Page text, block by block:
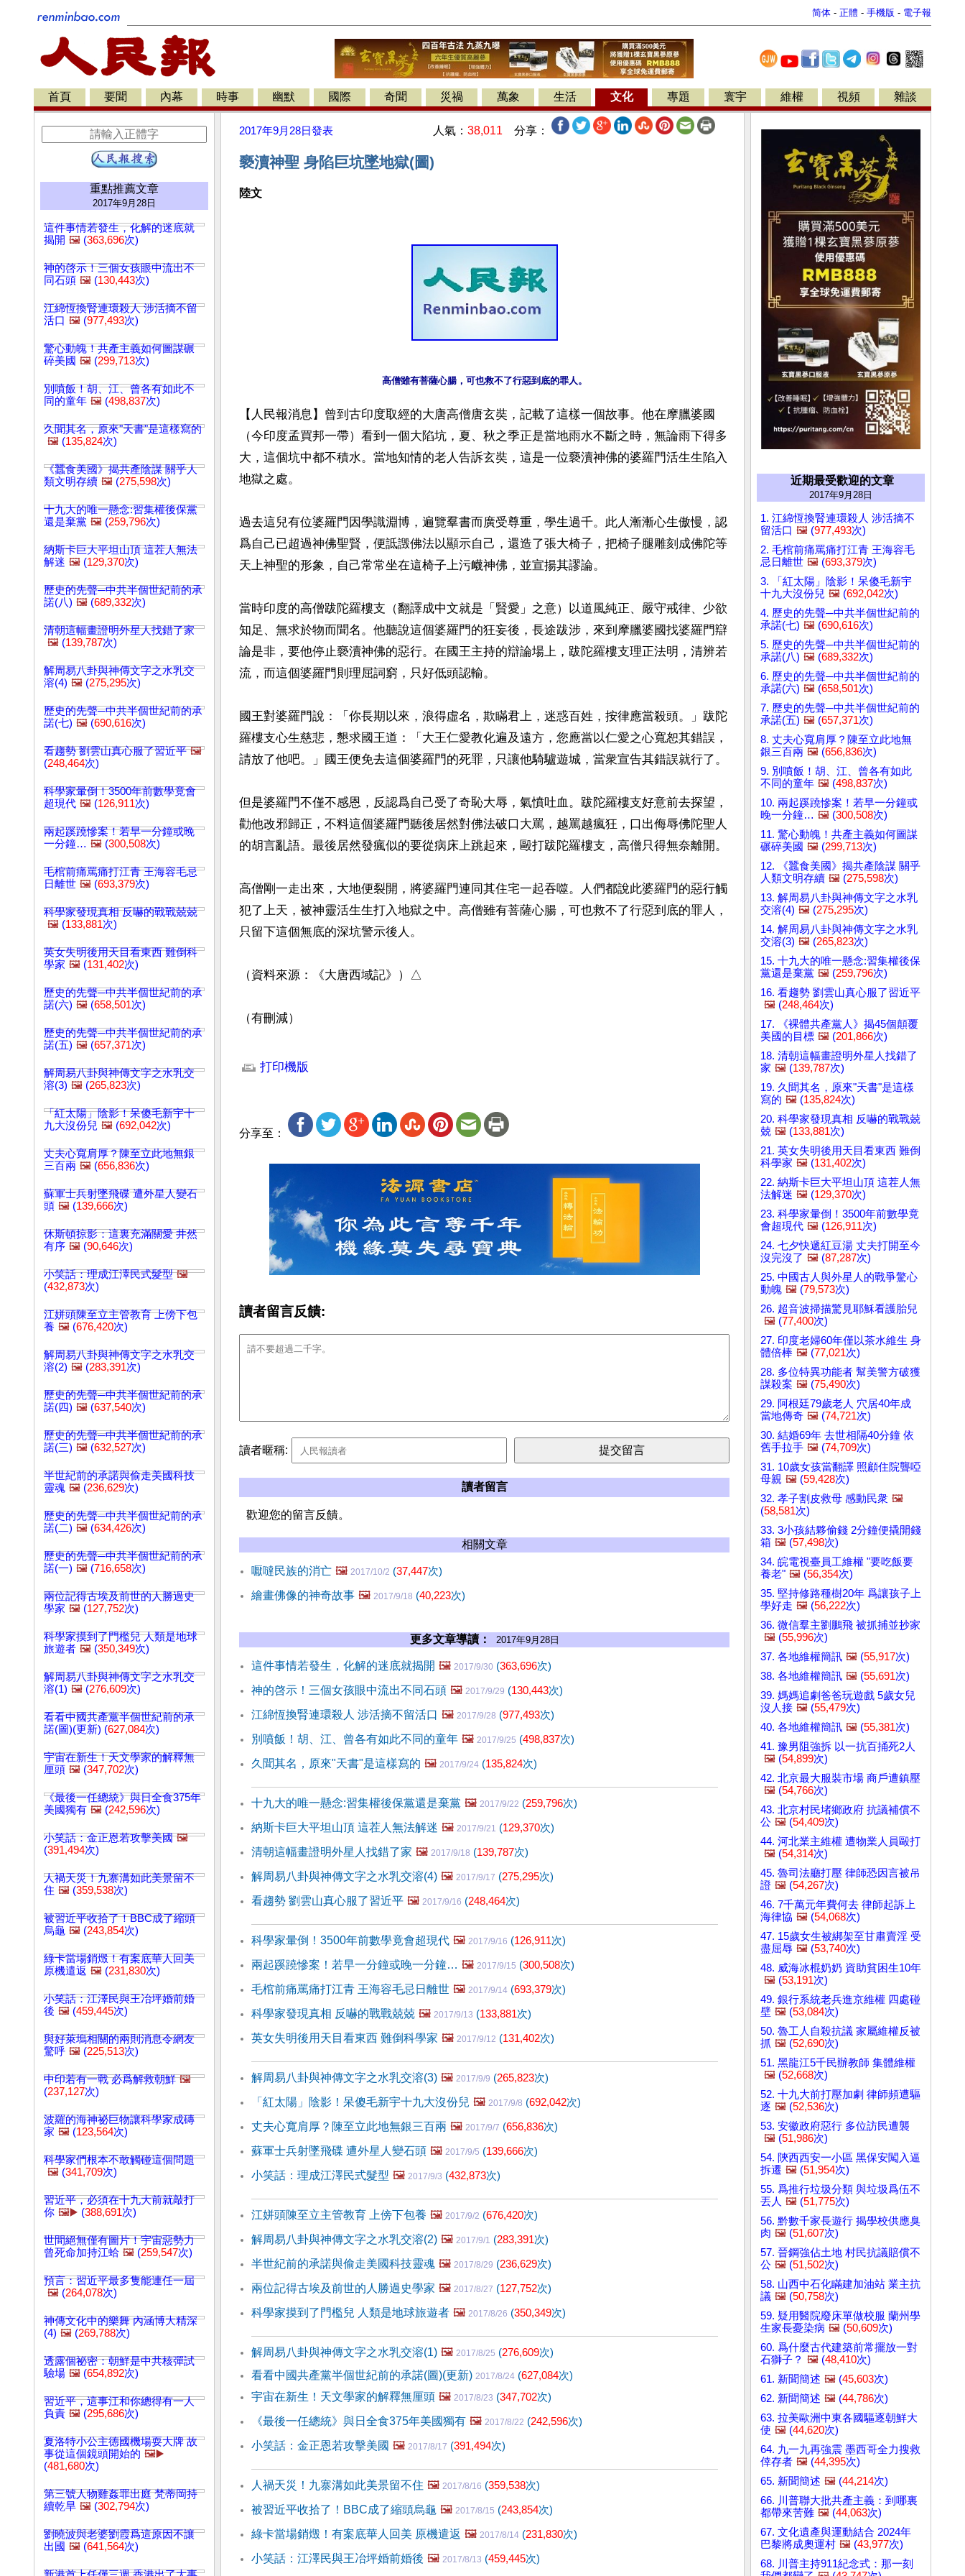
简体 - 正體 - 手機版 - 電子報
首頁 要聞 內幕 時事 幽默 國際 奇聞 災禍 萬象 生活 文化 專題 寰宇 維權 視頻 雜談
重點推薦文章
2017年9月28日
這件事情若發生，化解的迷底就
揭開 🖼️ (363,696次)
神的啓示！三個女孩眼中流出不
同石頭 🖼️ (130,443次)
江綿恆換腎連環殺人 涉活摘不留
活口 🖼️ (977,493次)
驚心動魄！共產主義如何圖謀碾
碎美國 🖼️ (299,713次)
別噴飯！胡、江、曾各有如此不
同的童年 🖼️ (498,837次)
久聞其名，原來"天書"是這樣寫的
🖼️ (135,824次)
《蠶食美國》揭共產陰謀 關乎人
類文明存續 🖼️ (275,598次)
十九大的唯一懸念:習集權後保黨
還是棄黨 🖼️ (259,796次)
納斯卡巨大平坦山頂 這茬人無法
解迷 🖼️ (129,370次)
歷史的先聲─中共半個世紀前的承
諾(八) 🖼️ (689,332次)
清朝這幅畫證明外星人找錯了家
🖼️ (139,787次)
解周易八卦與神傳文字之水乳交
溶(4) 🖼️ (275,295次)
歷史的先聲─中共半個世紀前的承
諾(七) 🖼️ (690,616次)
看趨勢 劉雲山真心服了習近平 🖼️
(248,464次)
科學家暈倒！3500年前數學竟會
超現代 🖼️ (126,911次)
兩起蹊蹺慘案！若早一分鐘或晚
一分鐘… 🖼️ (300,508次)
毛棺前痛罵痛打江青 王海容毛忌
日離世 🖼️ (693,379次)
科學家發現真相 反嚇的戰戰兢兢
🖼️ (133,881次)
英女失明後用天目看東西 難倒科
學家 🖼️ (131,402次)
歷史的先聲─中共半個世紀前的承
諾(六) 🖼️ (658,501次)
歷史的先聲─中共半個世紀前的承
諾(五) 🖼️ (657,371次)
解周易八卦與神傳文字之水乳交
溶(3) 🖼️ (265,823次)
「紅太陽」陰影！呆傻毛新宇十
九大沒份兒 🖼️ (692,042次)
丈夫心寬肩厚？陳至立此地無銀
三百兩 🖼️ (656,836次)
蘇軍士兵射墜飛碟 遭外星人變石
頭 🖼️ (139,666次)
休斯頓掠影：這裏充滿關愛 井然
有序 🖼️ (90,646次)
小笑話：理成江澤民式髮型 🖼️
(432,873次)
江姘頭陳至立主管教育 上傍下包
養 🖼️ (676,420次)
解周易八卦與神傳文字之水乳交
溶(2) 🖼️ (283,391次)
歷史的先聲─中共半個世紀前的承
諾(四) 🖼️ (637,540次)
歷史的先聲─中共半個世紀前的承
諾(三) 🖼️ (632,527次)
半世紀前的承諾與偷走美國科技
靈魂 🖼️ (236,629次)
歷史的先聲─中共半個世紀前的承
諾(二) 🖼️ (634,426次)
歷史的先聲─中共半個世紀前的承
諾(一) 🖼️ (716,658次)
兩位記得古埃及前世的人勝過史
學家 🖼️ (127,752次)
科學家摸到了門檻兒 人類是地球
旅遊者 🖼️ (350,349次)
解周易八卦與神傳文字之水乳交
溶(1) 🖼️ (276,609次)
看看中國共產黨半個世紀前的承
諾(圖)(更新) (627,084次)
宇宙在新生！天文學家的解釋無
厘頭 🖼️ (347,702次)
《最後一任總統》與日全食375年
美國獨有 🖼️ (242,596次)
小笑話：金正恩若攻擊美國 🖼️
(391,494次)
人禍天災！九寨溝如此美景留不
住 🖼️ (359,538次)
被習近平收拾了！BBC成了縮頭
烏龜 🖼️ (243,854次)
綠卡當場銷燬！有案底華人回美
原機遣返 🖼️ (231,830次)
小笑話：江澤民與王冶坪婚前婚
後 🖼️ (459,445次)
與好萊塢相關的兩則消息令網友
驚呼 🖼️ (225,513次)
中印若有一戰 必爲解救朝鮮 🖼️
(237,127次)
波羅的海神祕巨物讓科學家成磚
家 🖼️ (123,564次)
科學家們根本不敢觸碰這個問題
🖼️ (341,709次)
習近平，必須在十九大前就敲打
你 🖼️▶️ (388,691次)
世間絕無僅有圖片！宇宙惡勢力
曾死命加持江蛤 🖼️ (259,547次)
預言：習近平最多隻能連任一屆
🖼️ (264,078次)
神傳文化中的樂舞 內涵博大精深
(4) 🖼️ (269,788次)
透露個祕密：朝鮮是中共核彈試
驗場 🖼️ (654,892次)
習近平，這事江和你總得有一人
負責 🖼️ (295,686次)
夏洛特小公主德國機場耍大牌 故
事從這個鏡頭開始的 🖼️▶️
(481,680次)
第三號人物雞姦罪出庭 梵蒂岡持
續乾旱 🖼️ (302,794次)
劉曉波與老婆劉霞爲這原因不讓
出國 🖼️ (641,564次)
2017年9月28日發表 人氣： 38,011 分享：
褻瀆神聖 身陷巨坑墜地獄(圖)
陸文
【人民報消息】曾到古印度取經的大唐高僧唐玄奘，記載了這樣一個故事。他在摩臘婆國
（今印度孟買邦一帶）看到一個大陷坑，夏、秋之季正是當地雨水不斷之時，無論雨下得多
大，這個坑中都不積水。當地知情的老人告訴玄奘，這是一位褻瀆神佛的婆羅門活生生陷入
地獄之處。
過去這兒有位婆羅門因學識淵博，遍覽羣書而廣受尊重，學生過千。此人漸漸心生傲慢，認
爲自己已超過神佛聖賢，便詆譭佛法以顯示自己，還造了張大椅子，把椅子腿雕刻成佛陀等
天上神聖的形象，自己常常坐在這椅子上污衊神佛，並宣揚其謬論。
當時印度的高僧跋陀羅樓支（翻譯成中文就是「賢愛」之意）以道風純正、嚴守戒律、少欲
知足、無求於物而聞名。他聽說這個婆羅門的狂妄後，長途跋涉，來到摩臘婆國找婆羅門辯
論是非，要他停止褻瀆神佛的惡行。在國王主持的辯論場上，跋陀羅樓支理正法明，清辨若
流，而這個婆羅門則理屈詞窮，只好低頭認輸。
國王對婆羅門說：「你長期以來，浪得虛名，欺瞞君上，迷惑百姓，按律應當殺頭。」跋陀
羅樓支心生慈悲，懇求國王道：「大王仁愛教化遍及遠方，您應當以仁愛之心寬恕其錯誤，
請放了他吧。」國王便免去這個婆羅門的死罪，只讓他騎驢遊城，當衆宣告其錯誤就行了。
但是婆羅門不僅不感恩，反認爲自己受了奇恥大辱，氣憤吐血。跋陀羅樓支好意前去探望，
勸他改邪歸正，不料這個婆羅門聽後居然對佛法破口大罵，越罵越瘋狂，口出侮辱佛陀聖人
的胡言亂語。最後居然發瘋似的要從病床上跳起來，毆打跋陀羅樓支，高僧只得無奈離開。
高僧剛一走出來，大地便裂開，將婆羅門連同其住宅一起吞噬。人們都說此婆羅門的惡行觸
犯了上天，被神靈活生生打入地獄之中。高僧雖有菩薩心腸，可也救不了行惡到底的罪人，
只留下這個無底的深坑警示後人。
（資料來源：《大唐西域記》）△
（有刪減）
打印機版
分享至：
讀者留言反饋:
讀者暱稱:
讀者留言
歡迎您的留言反饋。
相關文章
嚈噠民族的消亡 🖼️ 2017/10/2 (37,447次)
繪畫佛像的神奇故事 🖼️ 2017/9/18 (40,223次)
更多文章導讀： 2017年9月28日
這件事情若發生，化解的迷底就揭開 🖼️ 2017/9/30 (363,696次)
神的啓示！三個女孩眼中流出不同石頭 🖼️ 2017/9/29 (130,443次)
江綿恆換腎連環殺人 涉活摘不留活口 🖼️ 2017/9/28 (977,493次)
別噴飯！胡、江、曾各有如此不同的童年 🖼️ 2017/9/25 (498,837次)
久聞其名，原來"天書"是這樣寫的 🖼️ 2017/9/24 (135,824次)
十九大的唯一懸念:習集權後保黨還是棄黨 🖼️ 2017/9/22 (259,796次)
納斯卡巨大平坦山頂 這茬人無法解迷 🖼️ 2017/9/21 (129,370次)
清朝這幅畫證明外星人找錯了家 🖼️ 2017/9/18 (139,787次)
解周易八卦與神傳文字之水乳交溶(4) 🖼️ 2017/9/17 (275,295次)
看趨勢 劉雲山真心服了習近平 🖼️ 2017/9/16 (248,464次)
科學家暈倒！3500年前數學竟會超現代 🖼️ 2017/9/16 (126,911次)
兩起蹊蹺慘案！若早一分鐘或晚一分鐘… 🖼️ 2017/9/15 (300,508次)
毛棺前痛罵痛打江青 王海容毛忌日離世 🖼️ 2017/9/14 (693,379次)
科學家發現真相 反嚇的戰戰兢兢 🖼️ 2017/9/13 (133,881次)
英女失明後用天目看東西 難倒科學家 🖼️ 2017/9/12 (131,402次)
解周易八卦與神傳文字之水乳交溶(3) 🖼️ 2017/9/9 (265,823次)
「紅太陽」陰影！呆傻毛新宇十九大沒份兒 🖼️ 2017/9/8 (692,042次)
丈夫心寬肩厚？陳至立此地無銀三百兩 🖼️ 2017/9/7 (656,836次)
蘇軍士兵射墜飛碟 遭外星人變石頭 🖼️ 2017/9/5 (139,666次)
小笑話：理成江澤民式髮型 🖼️ 2017/9/3 (432,873次)
江姘頭陳至立主管教育 上傍下包養 🖼️ 2017/9/2 (676,420次)
解周易八卦與神傳文字之水乳交溶(2) 🖼️ 2017/9/1 (283,391次)
半世紀前的承諾與偷走美國科技靈魂 🖼️ 2017/8/29 (236,629次)
兩位記得古埃及前世的人勝過史學家 🖼️ 2017/8/27 (127,752次)
科學家摸到了門檻兒 人類是地球旅遊者 🖼️ 2017/8/26 (350,349次)
解周易八卦與神傳文字之水乳交溶(1) 🖼️ 2017/8/25 (276,609次)
看看中國共產黨半個世紀前的承諾(圖)(更新) 2017/8/24 (627,084次)
宇宙在新生！天文學家的解釋無厘頭 🖼️ 2017/8/23 (347,702次)
《最後一任總統》與日全食375年美國獨有 🖼️ 2017/8/22 (242,596次)
小笑話：金正恩若攻擊美國 🖼️ 2017/8/17 (391,494次)
人禍天災！九寨溝如此美景留不住 🖼️ 2017/8/16 (359,538次)
被習近平收拾了！BBC成了縮頭烏龜 🖼️ 2017/8/15 (243,854次)
綠卡當場銷燬！有案底華人回美 原機遣返 🖼️ 2017/8/14 (231,830次)
小笑話：江澤民與王冶坪婚前婚後 🖼️ 2017/8/13 (459,445次)
近期最受歡迎的文章
2017年9月28日
1. 江綿恆換腎連環殺人 涉活摘不
留活口 🖼️ (977,493次)
2. 毛棺前痛罵痛打江青 王海容毛
忌日離世 🖼️ (693,379次)
3. 「紅太陽」陰影！呆傻毛新宇
十九大沒份兒 🖼️ (692,042次)
4. 歷史的先聲─中共半個世紀前的
承諾(七) 🖼️ (690,616次)
5. 歷史的先聲─中共半個世紀前的
承諾(八) 🖼️ (689,332次)
6. 歷史的先聲─中共半個世紀前的
承諾(六) 🖼️ (658,501次)
7. 歷史的先聲─中共半個世紀前的
承諾(五) 🖼️ (657,371次)
8. 丈夫心寬肩厚？陳至立此地無
銀三百兩 🖼️ (656,836次)
9. 別噴飯！胡、江、曾各有如此
不同的童年 🖼️ (498,837次)
10. 兩起蹊蹺慘案！若早一分鐘或
晚一分鐘… 🖼️ (300,508次)
11. 驚心動魄！共產主義如何圖謀
碾碎美國 🖼️ (299,713次)
12. 《蠶食美國》揭共產陰謀 關乎
人類文明存續 🖼️ (275,598次)
13. 解周易八卦與神傳文字之水乳
交溶(4) 🖼️ (275,295次)
14. 解周易八卦與神傳文字之水乳
交溶(3) 🖼️ (265,823次)
15. 十九大的唯一懸念:習集權後保
黨還是棄黨 🖼️ (259,796次)
16. 看趨勢 劉雲山真心服了習近平
🖼️ (248,464次)
17. 《裸體共產黨人》揭45個顛覆
美國的目標 🖼️ (201,866次)
18. 清朝這幅畫證明外星人找錯了
家 🖼️ (139,787次)
19. 久聞其名，原來"天書"是這樣
寫的 🖼️ (135,824次)
20. 科學家發現真相 反嚇的戰戰兢
兢 🖼️ (133,881次)
21. 英女失明後用天目看東西 難倒
科學家 🖼️ (131,402次)
22. 納斯卡巨大平坦山頂 這茬人無
法解迷 🖼️ (129,370次)
23. 科學家暈倒！3500年前數學竟
會超現代 🖼️ (126,911次)
24. 七夕快遞紅豆湯 丈夫打開至今
沒完沒了 🖼️ (87,287次)
25. 中國古人與外星人的戰爭驚心
動魄 🖼️ (79,573次)
26. 超音波掃描驚見耶穌看護胎兒
🖼️ (77,400次)
27. 印度老婦60年僅以茶水維生 身
體倍棒 🖼️ (77,021次)
28. 多位特異功能者 幫美警方破獲
謀殺案 🖼️ (75,490次)
29. 阿根廷79歲老人 穴居40年成
當地傳奇 🖼️ (74,721次)
30. 結婚69年 去世相隔40分鐘 依
舊手拉手 🖼️ (74,709次)
31. 10歲女孩當翻譯 照顧住院聾啞
母親 🖼️ (59,428次)
32. 孝子割皮救母 感動民衆 🖼️
(58,581次)
33. 3小孩結夥偷錢 2分鐘便撬開錢
箱 🖼️ (57,498次)
34. 皖電視臺員工維權 "要吃飯要
養老" 🖼️ (56,354次)
35. 堅持修路種樹20年 爲讓孩子上
學好走 🖼️ (56,222次)
36. 微信羣主劉鵬飛 被抓捕並抄家
🖼️ (55,996次)
37. 各地維權簡訊 🖼️ (55,917次)
38. 各地維權簡訊 🖼️ (55,691次)
39. 媽媽追劇爸爸玩遊戲 5歲女兒
沒人接 🖼️ (55,479次)
40. 各地維權簡訊 🖼️ (55,381次)
41. 豫男阻強拆 以一抗百捅死2人
🖼️ (54,899次)
42. 北京最大服裝市場 商戶遭鎮壓
🖼️ (54,766次)
43. 北京村民堵鄉政府 抗議補償不
公 🖼️ (54,409次)
44. 河北業主維權 遭物業人員毆打
🖼️ (54,314次)
45. 魯司法廳打壓 律師恐因言被吊
證 🖼️ (54,267次)
46. 7千萬元年費何去 律師起訴上
海律協 🖼️ (54,068次)
47. 15歲女生被綁架至甘肅賣淫 受
盡屈辱 🖼️ (53,740次)
48. 威海冰棍奶奶 資助貧困生10年
🖼️ (53,191次)
49. 銀行系統老兵進京維權 四處碰
壁 🖼️ (53,084次)
50. 魯工人自殺抗議 家屬維權反被
抓 🖼️ (52,690次)
51. 黑龍江5千民辦教師 集體維權
🖼️ (52,668次)
52. 十九大前打壓加劇 律師頻遭驅
逐 🖼️ (52,536次)
53. 安徽政府惡行 多位訪民遭襲
🖼️ (51,986次)
54. 陝西西安一小區 黑保安闖入逼
拆遷 🖼️ (51,954次)
55. 爲推行垃圾分類 與垃圾爲伍不
丟人 🖼️ (51,775次)
56. 黔數千家長遊行 揭學校供應臭
肉 🖼️ (51,607次)
57. 晉鋼強佔土地 村民抗議賠償不
公 🖼️ (51,502次)
58. 山西中石化瞞建加油站 業主抗
議 🖼️ (50,758次)
59. 疑用醫院廢床單做校服 蘭州學
生家長憂染病 🖼️ (50,609次)
60. 爲什麼古代建築前常擺放一對
石獅子？ 🖼️ (48,410次)
61. 新聞簡述 🖼️ (45,603次)
62. 新聞簡述 🖼️ (44,786次)
63. 拉美歐洲中東各國驅逐朝鮮大
使 🖼️ (44,620次)
64. 九一九再強震 墨西哥全力搜救
倖存者 🖼️ (44,395次)
65. 新聞簡述 🖼️ (44,214次)
66. 川普聯大批共產主義：到哪裏
都帶來苦難 🖼️ (44,063次)
67. 文化遺產與運動結合 2024年
巴黎將成奧運村 🖼️ (43,977次)
68. 川普主持911紀念式：那一刻